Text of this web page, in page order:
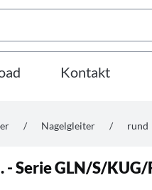
Kontakt
/ Nagelgleiter / rund
Serie GLN/S/